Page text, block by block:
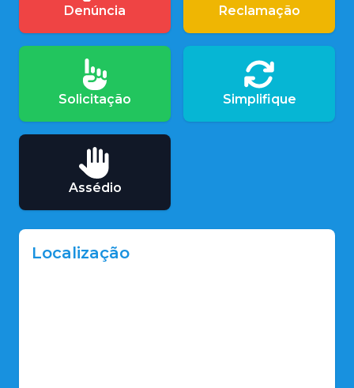
Denúncia Reclamação
Solicitação Simplifique
Assédio
Localização